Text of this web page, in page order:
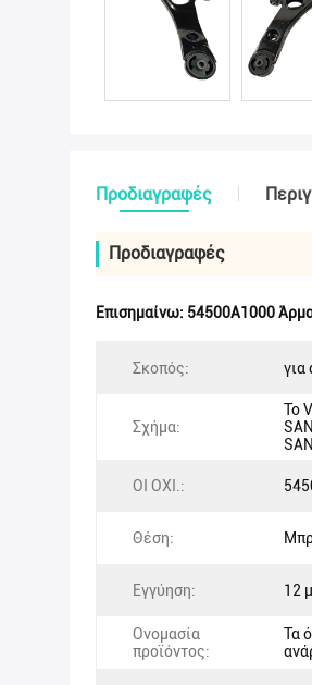
Προδιαγραφές
Προδιαγραφές
Επισημαίνω: 54500A1000
Σκοπός: για
Σχήμα:
Το
ΟΙ ΟΧΙ.:
Θέση:
Εγγύηση: 12
Ονομασία
προϊόντος:
Τα